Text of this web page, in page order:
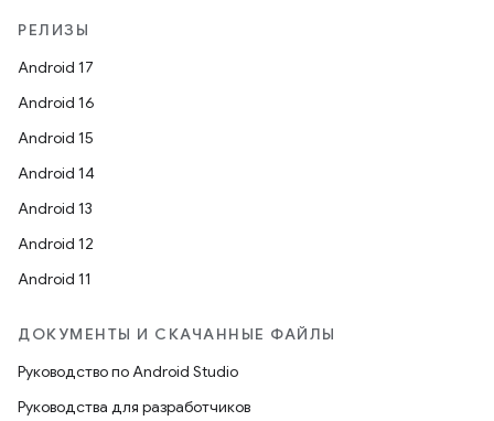
РЕЛИЗЫ
Android 17
Android 16
Android 15
Android 14
Android 13
Android 12
Android 11
ДОКУМЕНТЫ И СКАЧАННЫЕ ФАЙЛЫ
Руководство по Android Studio
Руководства для разработчиков